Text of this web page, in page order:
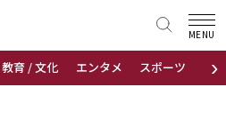
›
教育 / 文化 エンタメ スポーツ 地域
MENU